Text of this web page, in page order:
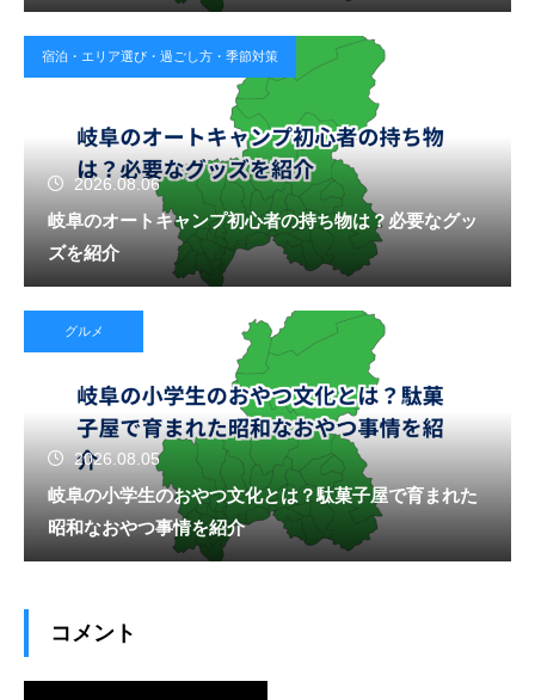
宿泊・エリア選び・過ごし方・季節対策
2026.08.06
岐阜のオートキャンプ初心者の持ち物は？必要なグッ
ズを紹介
グルメ
2026.08.05
岐阜の小学生のおやつ文化とは？駄菓子屋で育まれた
昭和なおやつ事情を紹介
コメント